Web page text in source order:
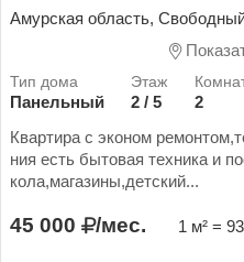
Амурская область,
Панельный 2 / 5 2
Квартира с эконом
ния есть бытовая техника и
кола,магазины,детский...
45 000 /мес. 1 м² =